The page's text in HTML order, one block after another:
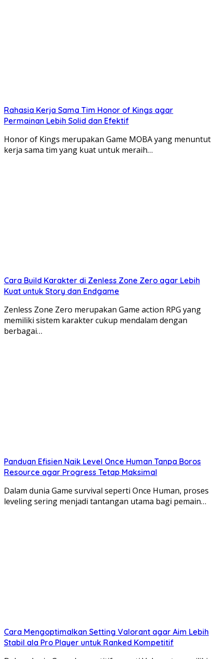
Rahasia Kerja Sama Tim Honor of Kings agar
Permainan Lebih Solid dan Efektif
Honor of Kings merupakan Game MOBA yang menuntut
kerja sama tim yang kuat untuk meraih…
Cara Build Karakter di Zenless Zone Zero agar Lebih
Kuat untuk Story dan Endgame
Zenless Zone Zero merupakan Game action RPG yang
memiliki sistem karakter cukup mendalam dengan
berbagai…
Panduan Efisien Naik Level Once Human Tanpa Boros
Resource agar Progress Tetap Maksimal
Dalam dunia Game survival seperti Once Human, proses
leveling sering menjadi tantangan utama bagi pemain…
Cara Mengoptimalkan Setting Valorant agar Aim Lebih
Stabil ala Pro Player untuk Ranked Kompetitif